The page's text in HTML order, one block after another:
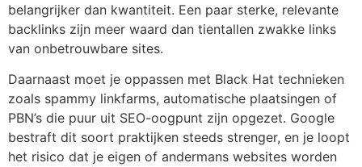
belangrijker dan kwantiteit. Een paar sterke, relevante
backlinks zijn meer waard dan tientallen zwakke links
van onbetrouwbare sites.
Daarnaast moet je oppassen met Black Hat technieken
zoals spammy linkfarms, automatische plaatsingen of
PBN’s die puur uit SEO-oogpunt zijn opgezet. Google
bestraft dit soort praktijken steeds strenger, en je loopt
het risico dat je eigen of andermans websites worden